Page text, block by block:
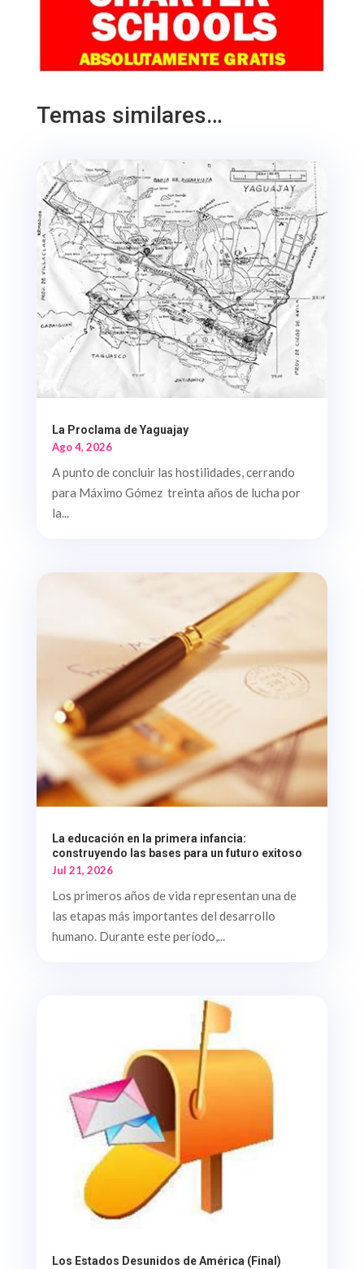
Temas similares…
La Proclama de Yaguajay
Ago 4, 2026
A punto de concluir las hostilidades, cerrando
para Máximo Gómez treinta años de lucha por
la...
La educación en la primera infancia:
construyendo las bases para un futuro exitoso
Jul 21, 2026
Los primeros años de vida representan una de
las etapas más importantes del desarrollo
humano. Durante este período,...
Los Estados Desunidos de América (Final)